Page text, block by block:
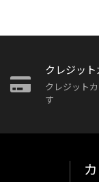
クレジッ
クレジット
す